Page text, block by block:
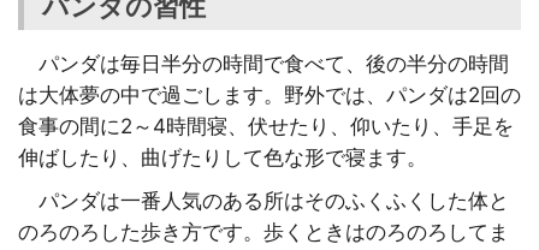
パンダは毎日半分の時間で食べて、後の半分の時間
は大体夢の中で過ごします。野外では、パンダは2回の
食事の間に2～4時間寝、伏せたり、仰いたり、手足を
伸ばしたり、曲げたりして色な形で寝ます。
パンダは一番人気のある所はそのふくふくした体と
のろのろした歩き方です。歩くときはのろのろしてま